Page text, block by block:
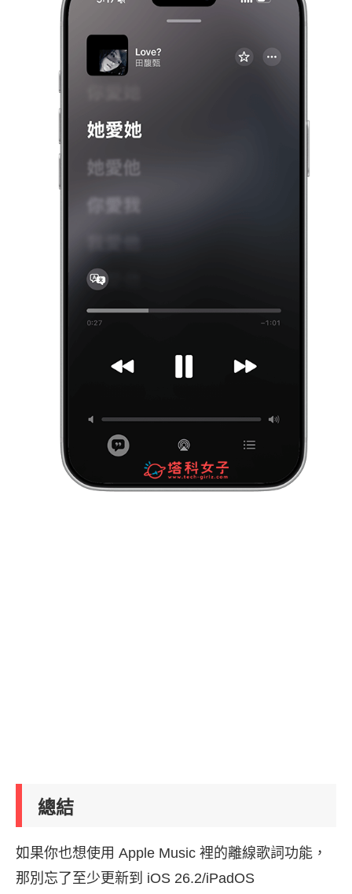
總結
如果你也想使用 Apple Music 裡的離線歌詞功能，
那別忘了至少更新到 iOS 26.2/iPadOS